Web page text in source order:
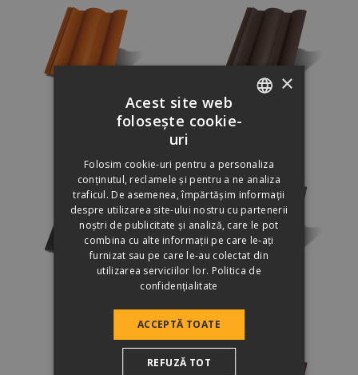
Cărămiziu
DANUBIA DANUBIA
ROMANIAN
×
Acest site web
folosește cookie-
uri
Folosim cookie-uri pentru a personaliza
conținutul, reclamele și pentru a ne analiza
traficul. De asemenea, împărtășim informații
despre utilizarea site-ului nostru cu partenerii
noștri de publicitate și analiză, care le pot
combina cu alte informații pe care le-ați
furnizat sau pe care le-au colectat din
utilizarea serviciilor lor. Politica de
confidențialitate
ACCEPTĂ TOATE
REFUZĂ TOT